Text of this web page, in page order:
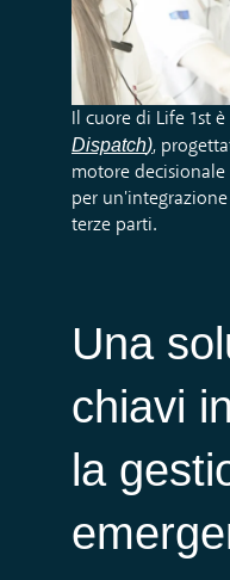
Il cuore di Life 1st è
Dispatch),
motore
per
terze parti.
Una
chiavi
la